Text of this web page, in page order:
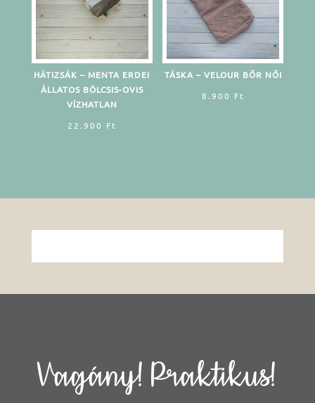
HÁTIZSÁK – MENTA ERDEI
ÁLLATOS BÖLCSIS-OVIS
VÍZHATLAN
22.900 Ft
TÁSKA – VELOUR BŐR NŐI
8.900 Ft
Vagány! Praktikus!